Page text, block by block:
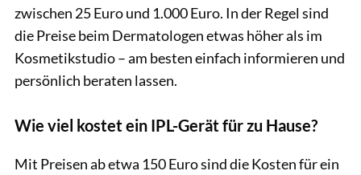
zwischen 25 Euro und 1.000 Euro. In der Regel sind
die Preise beim Dermatologen etwas höher als im
Kosmetikstudio – am besten einfach informieren und
persönlich beraten lassen.
Wie viel kostet ein IPL-Gerät für zu Hause?
Mit Preisen ab etwa 150 Euro sind die Kosten für ein